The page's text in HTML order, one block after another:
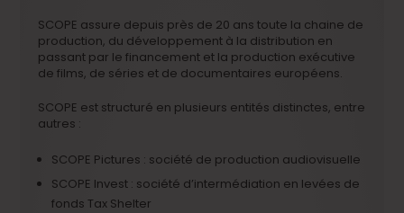
SCOPE assure depuis près de 20 ans toute la chaine de
production, du développement à la distribution en
passant par le financement et la production exécutive
de films, de séries et de documentaires européens.
SCOPE est structuré en plusieurs entités distinctes, entre
autres :
SCOPE Pictures : société de production audiovisuelle
SCOPE Invest : société d’intermédiation en levées de
fonds Tax Shelter